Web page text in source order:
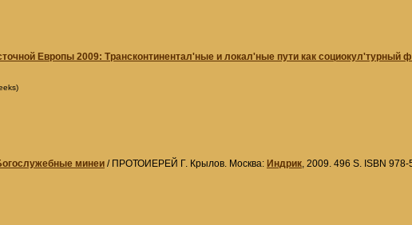
Европы 2009: Трансконтинентал'ные и локал'ные пути как социокул'турный
минеи / ПРОТОИЕРЕЙ Г. Крылов. Москва: Индрик , 2009. 496 S. ISBN